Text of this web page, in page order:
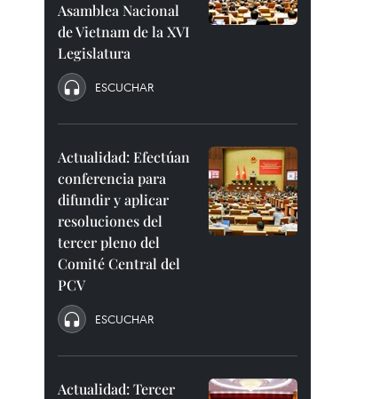
Asamblea Nacional
de Vietnam de la XVI
Legislatura
ESCUCHAR
Actualidad: Efectúan
conferencia para
difundir y aplicar
resoluciones del
tercer pleno del
Comité Central del
PCV
ESCUCHAR
Actualidad: Tercer